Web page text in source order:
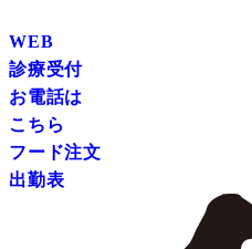
WEB
診療受付
お電話は
こちら
フード注文
出勤表